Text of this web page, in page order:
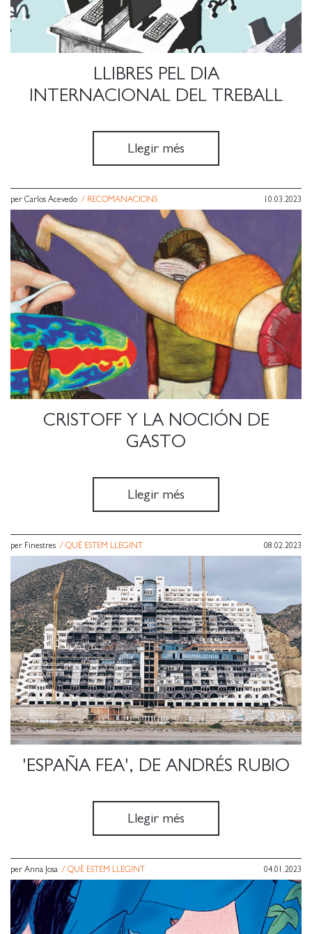
LLIBRES PEL DIA
INTERNACIONAL DEL TREBALL
Llegir més
per Carlos Acevedo / RECOMANACIONS 10.03.2023
CRISTOFF Y LA NOCIÓN DE
GASTO
Llegir més
per Finestres / QUÈ ESTEM LLEGINT 08.02.2023
'ESPAÑA FEA', DE ANDRÉS RUBIO
Llegir més
per Anna Josa / QUÈ ESTEM LLEGINT 04.01.2023